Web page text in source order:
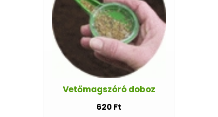
Vetőmagszóró doboz
620 Ft